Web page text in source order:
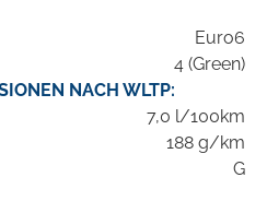
Euro6
4 (Green)
NACH WLTP:
7,0 l/100km
188 g/km
G